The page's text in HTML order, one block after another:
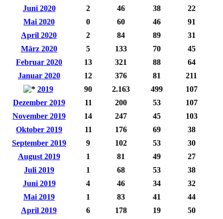
Juni 2020
2 46 38
22
Mai 2020
0 60 46
91
April 2020
2 84 89
31
März 2020
5 133 70
45
Februar 2020
13 321 88
64
Januar 2020
12 376 81
211
2019
90 2.163 499
107
Dezember 2019
11 200 53
107
November 2019
14 247 45
103
Oktober 2019
11 176 69
38
September 2019
9 102 53
30
August 2019
1 81 49
27
Juli 2019
1 68 53
38
Juni 2019
4 46 34
32
Mai 2019
1 83 41
44
April 2019
6 178 19
50